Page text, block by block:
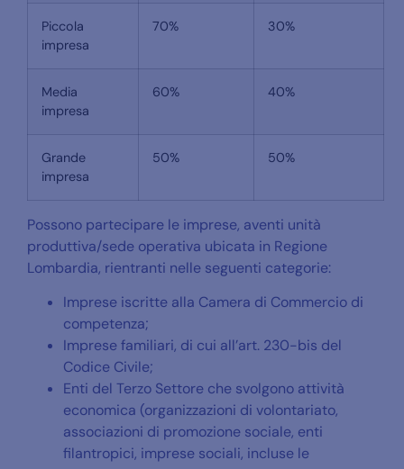
Piccola
impresa
70% 30%
Media
impresa
60% 40%
Grande
impresa
50% 50%
Possono partecipare le imprese, aventi unità
produttiva/sede operativa ubicata in Regione
Lombardia, rientranti nelle seguenti categorie:
Imprese iscritte alla Camera di Commercio di
competenza;
Imprese familiari, di cui all’art. 230-bis del
Codice Civile;
Enti del Terzo Settore che svolgono attività
economica (organizzazioni di volontariato,
associazioni di promozione sociale, enti
filantropici, imprese sociali, incluse le